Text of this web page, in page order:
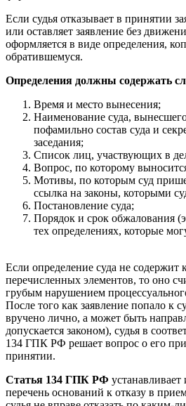
Если судья отказывает в принятии
или оставляет заявление без
оформляется в виде определения,
обратившемуся.
Определения должны содержать
Время и место вынесения;
Наименование суда,
пофамильно состав суда и
заседания;
Список лиц, участвующих в
Вопрос, по которому
Мотивы, по которым суд
ссылка на законы, которыми
Постановление суда;
Порядок и срок обжалования
тех определениях, которые
Если определение суда не содержит
перечисленных элементов, то оно
грубым нарушением
После того как заявление попало к
вручено лично, а может быть
допускается законом), судья в
134 ГПК РФ решает вопрос о его
принятии.
Статья 134 ГПК РФ
перечень оснований к отказу в